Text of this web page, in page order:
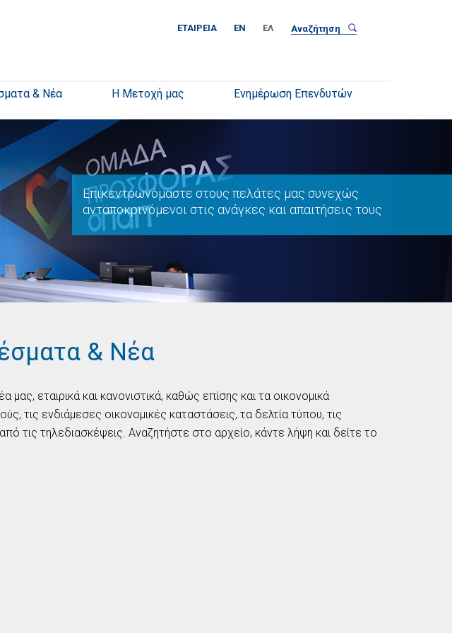
ΕΤΑΙΡΕΊΑ EN ΕΛ
& Νέα Η Μετοχή μας Ενημέρωση Επενδυτών
Επικεντρωνόμαστε στους πελάτες μας συνεχώς
ανταποκρινόμενοι στις ανάγκες και απαιτήσεις τους
& Νέα
εταιρικά και κανονιστικά, καθώς επίσης και τα οικονομικά
τις ενδιάμεσες οικονομικές καταστάσεις, τα δελτία τύπου, τις
τις τηλεδιασκέψεις. Αναζητήστε στο αρχείο, κάντε λήψη και δείτε το